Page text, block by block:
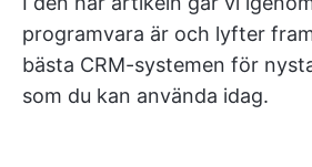
programvara är och lyfter
bästa CRM-systemen för
som du kan använda idag.